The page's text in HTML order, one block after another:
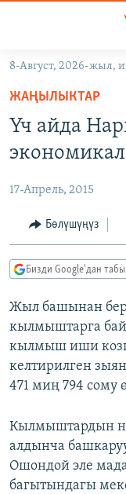
Навигацияга
өтүңүз
Издөөгө
салыңыз
ЭКОНОМИКА
МАДАНИЯТ
БОРБОР АЗИЯ
АТАЙЫН ИЛИКТӨӨ
ТВ ПРОГРАММАЛАР
ЭКСПЕРТТЕР
БИЗ ЖАНА ДҮЙНӨ
ЭЖЕ-СИҢДИЛЕР
АЗАТТЫК+
ЫҢГАЙСЫЗ
ӨЗГӨЧӨ ПИКИР
Русский
ОНЛАЙН ШЕРИНЕ
ЭЕ/АРнун
8-Август, 2026-жыл,
ЖАҢЫЛЫКТАР
Үч айда
17-Апрель, 2015
Бөлүшүңүз
Бизди Google'дан
Жыл башынан
кылмыштарга
кылмыш иши
келтирилген
471 миң 794 сому
Кылмыштардын
алдынча
Ошондой эле
багытындагы